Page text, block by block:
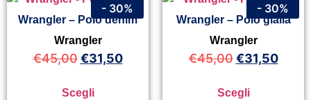
Wrangler – Polo denim
Wrangler
€45,00 €31,50
Scegli
- 30%
Wrangler – Polo gialla
Wrangler
€45,00 €31,50
Scegli
- 30%